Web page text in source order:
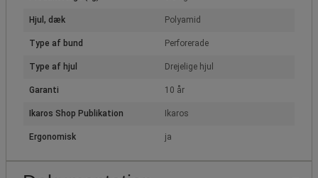
Hjul, dæk Polyamid
Type af bund Perforerade
Type af hjul Drejelige hjul
Garanti 10 år
Ikaros Shop Publikation Ikaros
Ergonomisk ja